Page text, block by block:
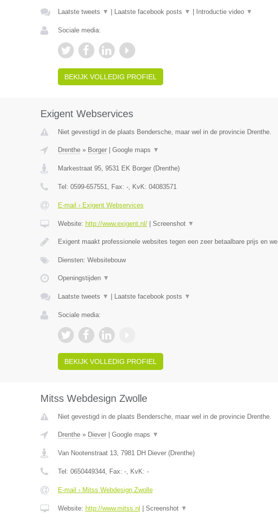
Laatste tweets ▼ Laatste facebook posts ▼ Introductie video ▼
Sociale media:
BEKIJK VOLLEDIG PROFIEL
Exigent Webservices
Niet gevestigd in de plaats Bendersche, maar wel in de provincie Drenthe.
Drenthe» Borger| Google maps ▼
Markestraat 95, 9531 EK Borger(Drenthe)
Tel: 0599-657551, Fax: -, KvK: 04083571
E-mail › Exigent Webservices
Website: http://www.exigent.nl/| Screenshot ▼
Exigent maakt professionele websites tegen een zeer betaalbare prijs en we
Diensten: Websitebouw
Openingstijden ▼
Laatste tweets ▼ Laatste facebook posts ▼
Sociale media:
BEKIJK VOLLEDIG PROFIEL
Mitss Webdesign Zwolle
Niet gevestigd in de plaats Bendersche, maar wel in de provincie Drenthe.
Drenthe» Diever| Google maps ▼
Van Nootenstraat 13, 7981 DH Diever(Drenthe)
Tel: 0650449344, Fax: -, KvK: -
E-mail › Mitss Webdesign Zwolle
Website: http://www.mitss.nl Screenshot ▼